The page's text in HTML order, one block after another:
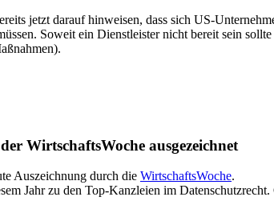
jetzt darauf hinweisen, dass sich US-
Soweit ein Dienstleister nicht bereit sein
WirtschaftsWoche ausgezeichnet
Auszeichnung durch die WirtschaftsWoche.
Jahr zu den Top-Kanzleien im